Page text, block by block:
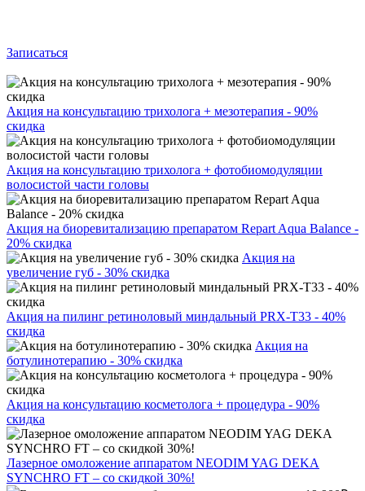
Записаться
Акция на консультацию трихолога + мезотерапия - 90%
скидка
Акция на консультацию трихолога + фотобиомодуляции
волосистой части головы
Акция на биоревитализацию препаратом Repart Aqua Balance -
20% скидка
Акция на
увеличение губ - 30% скидка
Акция на пилинг ретиноловый миндальный PRX-T33 - 40%
скидка
Акция на
ботулинотерапию - 30% скидка
Акция на консультацию косметолога + процедура - 90%
скидка
Лазерное омоложение аппаратом NEODIM YAG DEKA
SYNCHRO FT – со скидкой 30%!